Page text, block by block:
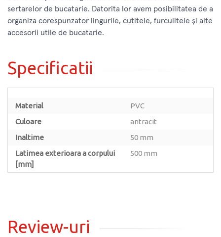
sertarelor de bucatarie. Datorita lor avem posibilitatea de a
organiza corespunzator lingurile, cutitele, furculitele și alte
accesorii utile de bucatarie.
Specificatii
Material
PVC
Culoare
antracit
Inaltime
50 mm
Latimea exterioara a corpului
[mm]
500 mm
Review-uri